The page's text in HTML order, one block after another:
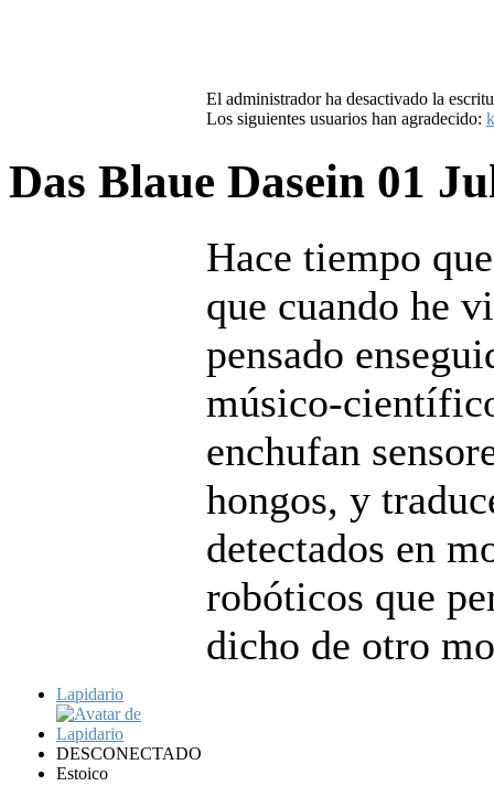
El administrador ha desactivado la
Los siguientes usuarios han agradecido:
Das Blaue Dasein 01
Lapidario
DESCONECTADO
Estoico
Hace tiempo
que cuando he
pensado
músico-
enchufan
hongos, y
detectados en
robóticos que
dicho de otro